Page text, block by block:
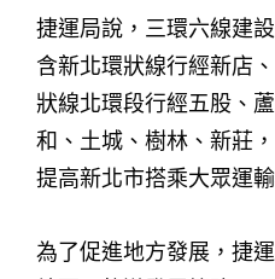
捷運局說，三環六線建
含新北環狀線行經新店
狀線北環段行經五股、
和、土城、樹林、新莊
提高新北市搭乘大眾運
為了促進地方發展，捷